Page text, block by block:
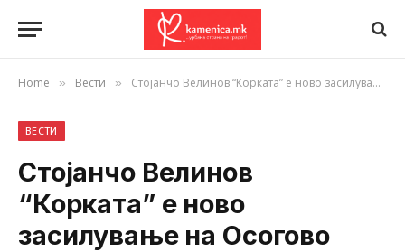
Home » Вести » Стојанчо Велинов “Корката” е ново засилување на Осогово
ВЕСТИ
Стојанчо Велинов
“Корката” е ново
засилување на Осогово